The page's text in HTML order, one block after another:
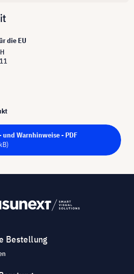
die EU
Warnhinweise - PDF
Bestellung